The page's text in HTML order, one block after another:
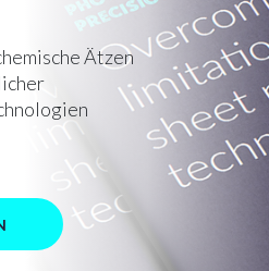
Ätzen